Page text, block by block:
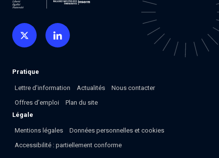
Pratique
Lettre d’information Actualités
Nous contacter
Offres d’emploi
Plan du site
Légale
Mentions légales
Données personnelles et cookies
Accessibilité : partiellement conforme